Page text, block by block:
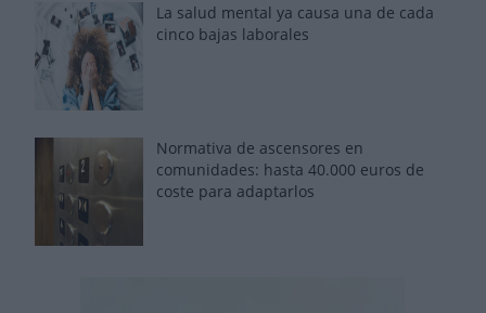
La salud mental ya causa una de cada
cinco bajas laborales
Normativa de ascensores en
comunidades: hasta 40.000 euros de
coste para adaptarlos